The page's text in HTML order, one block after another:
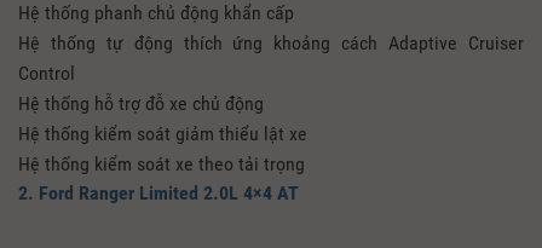
Hệ thống phanh chủ động khẩn cấp
Hệ thống tự động thích ứng khoảng cách Adaptive Cruiser
Control
Hệ thống hỗ trợ đỗ xe chủ động
Hệ thống kiểm soát giảm thiểu lật xe
Hệ thống kiểm soát xe theo tải trọng
2. Ford Ranger Limited 2.0L 4×4 AT